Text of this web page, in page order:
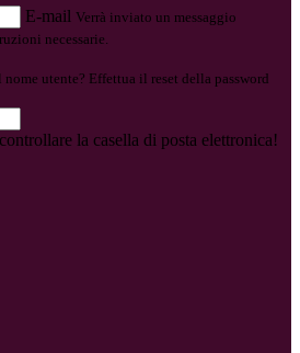
E-mail Verrà inviato un messaggio
necessarie.
utente? Effettua il reset della password
la casella di posta elettronica!